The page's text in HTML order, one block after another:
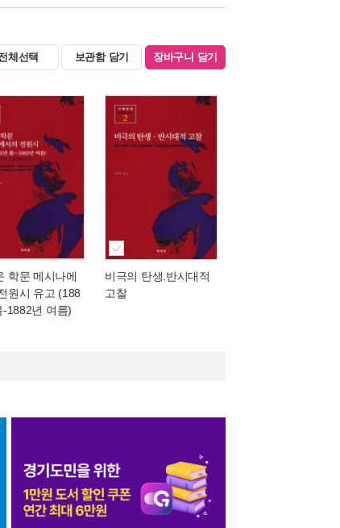
체선택 보관함 담기 장바구니 담기
학문 메시나에
원시 유고 (188
-1882년 여름)
비극의 탄생.반시대적
고찰